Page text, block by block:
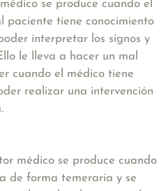
se produce cuando el
paciente tiene conocimiento
interpretar los signos y
le lleva a hacer un mal
cuando el médico tiene
realizar una intervención
médico se produce cuando
de forma temeraria y se